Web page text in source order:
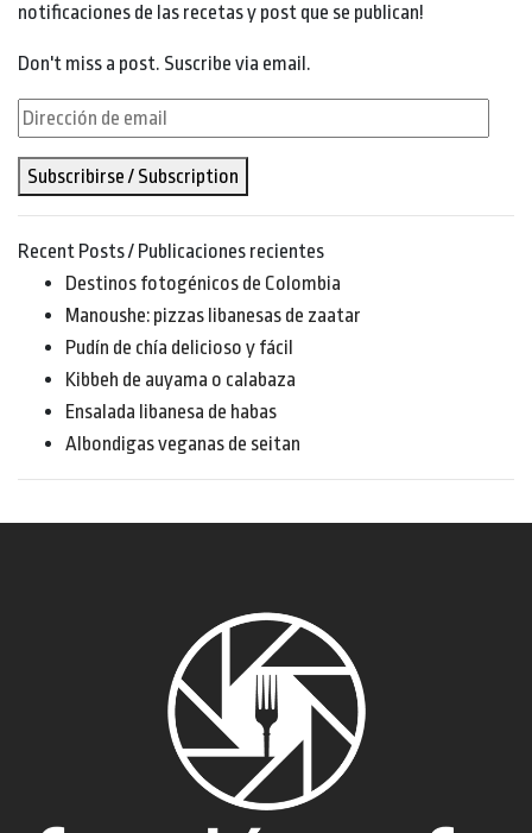
notificaciones de las recetas y post que se publican!
Don't miss a post. Suscribe via email.
Dirección
email
Subscribirse / Subscription
Recent Posts / Publicaciones recientes
Destinos fotogénicos de Colombia
Manoushe: pizzas libanesas de zaatar
Pudín de chía delicioso y fácil
Kibbeh de auyama o calabaza
Ensalada libanesa de habas
Albondigas veganas de seitan